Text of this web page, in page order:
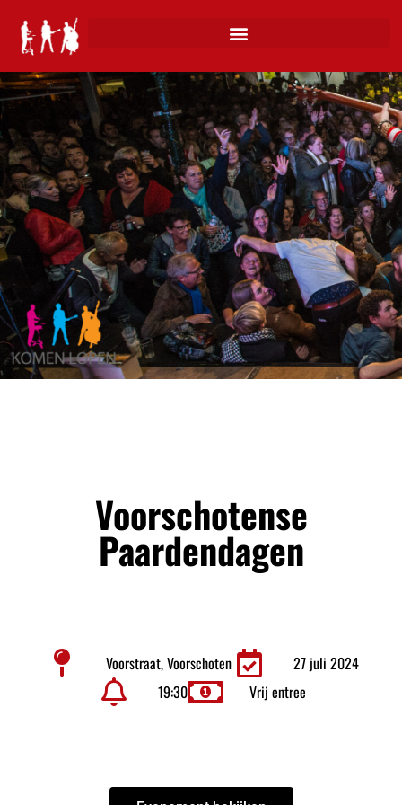
Voorschotense
Paardendagen
Voorstraat, Voorschoten
27 juli 2024
19:30
Vrij entree